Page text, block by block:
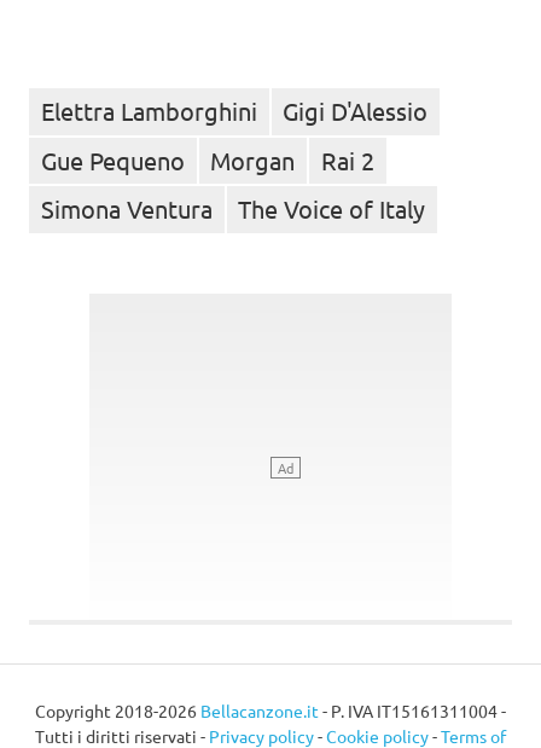
Elettra Lamborghini
Gigi D'Alessio
Gue Pequeno
Morgan
Rai 2
Simona Ventura
The Voice of Italy
Copyright 2018-2026 Bellacanzone.it - P. IVA IT15161311004 -
Tutti i diritti riservati - Privacy policy-Cookie policy-Terms of